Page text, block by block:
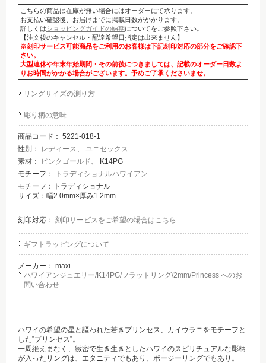
こちらの商品は在庫が無い場合にはオーダーにて承ります。
お支払い確認後、お届けまでに掲載日数がかかります。
詳しくはショッピングガイドの納期についてをご参照下さい。
【注文後のキャンセル・配達希望日指定は出来ません】
※刻印サービス可能商品をご利用のお客様は下記刻印対応の部分をご確認下
さい。
大型連休や年末年始期間・その前後につきましては、記載のオーダー日数よ
りお時間がかかる場合がございます。予めご了承くださいませ。
リングサイズの測り方
彫り柄の意味
商品コード： 5221-018-1
性別：
レディース、 ユニセックス
素材：
ピンクゴールド、 K14PG
モチーフ：
トラディショナルハワイアン
モチーフ：トラディショナル
サイズ：幅2.0mm×厚み1.2mm
刻印対応： 刻印サービスをご希望の場合はこちら
ギフトラッピングについて
メーカー： maxi
ハワイアンジュエリー/K14PG/フラットリング/2mm/Princess へのお
問い合わせ
ハワイの希望の星と謳われた若きプリンセス、カイウラニをモチーフと
した”プリンセス”。
一周絶えまなく、緻密で生き生きとしたハワイのスピリチュアルな彫柄
が入ったリングは、エタニティでもあり、ポージーリングでもあり。